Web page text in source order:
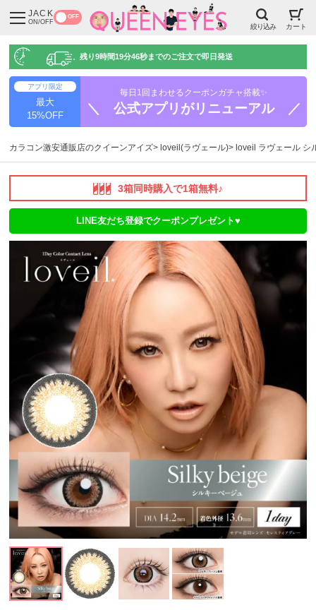
JACK
ON/OFF
OFF
絞り込み カート
残り9時間19分45秒までのご注文で即日発送
アプリ限定
最大
15%OFF
毎日1回まわせるクーポンガチャ搭載✨
＼ 公式アプリがリニューアル ／
カラコン激安通販店のクイーンアイズ loveil(ラヴェール) loveil ラヴェール シ
3箱同時購入で1箱無料♪
LINE友だち登録でクーポンプレゼント♥